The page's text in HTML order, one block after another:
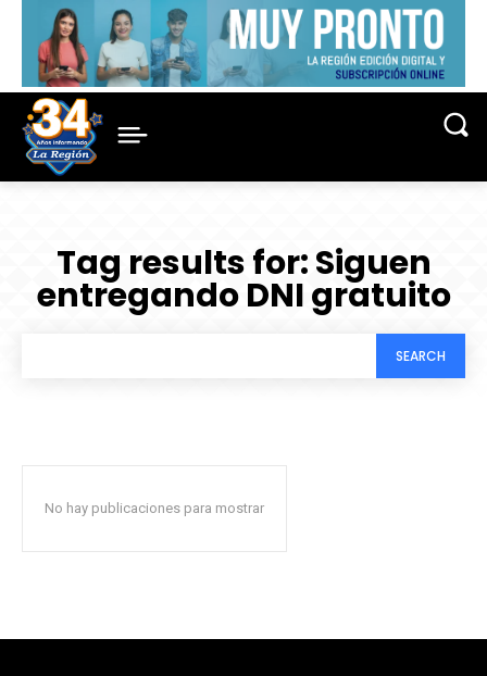
Tag results for:Siguen
entregando DNI gratuito
SEARCH
No hay publicaciones para mostrar